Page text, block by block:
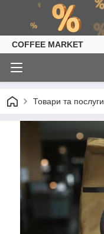
COFFEE MARKET
Товари та послуги